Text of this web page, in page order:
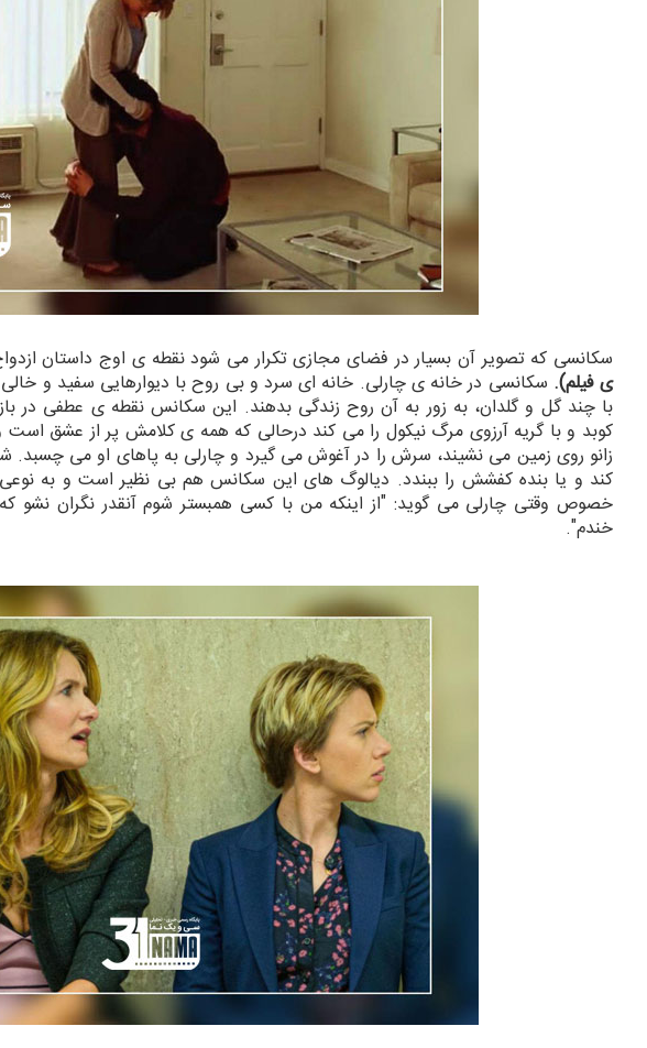
سکانسی که تصویر آن بسیار در فضای مجازی تکرار می شود نقطه ی اوج داستان
ی فیلم). سکانسی در خانه ی چارلی. خانه ای سرد و بی روح با دیوارهایی سفید و
با چند گل و گلدان، به زور به آن روح زندگی بدهند. این سکانس نقطه ی عطفی در
کوبد و با گریه آرزوی مرگ نیکول را می کند درحالی که همه ی کلامش پر از عشق
زانو روی زمین می نشیند، سرش را در آغوش می گیرد و چارلی به پاهای او می چسبد.
کند و یا بنده کفشش را ببندد. دیالوگ های این سکانس هم بی نظیر است و به
خصوص وقتی چارلی می گوید: "از اینکه من با کسی همبستر شوم آنقدر نگران
خندم".